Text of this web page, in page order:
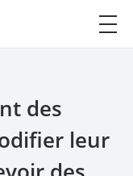
des
leur